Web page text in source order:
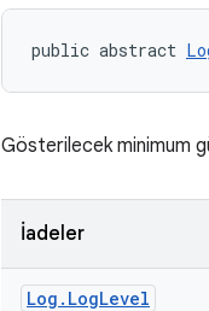
public abstract
Gösterilecek minimum
İadeler
Log . LogLevel